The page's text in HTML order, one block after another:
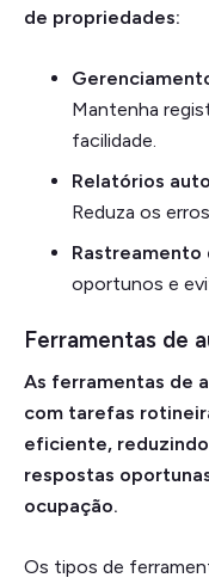
de propriedades:
Mantenha
facilidade.
Relatórios
Reduza os
Rastreamento
oportunos e
Ferramentas de
As ferramentas de
com tarefas
eficiente,
respostas
ocupação.
Os tipos de